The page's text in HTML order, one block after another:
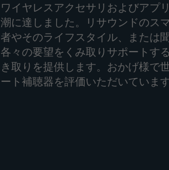
ワイヤレスアクセサリおよびアプ
潮に達しました。リサウンドのス
者やそのライフスタイル、または
各々の要望をくみ取りサポートす
き取りを提供します。おかげ様で
ート補聴器を評価いただいています